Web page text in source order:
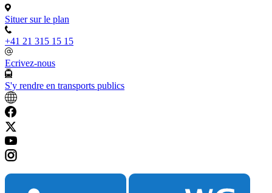
Situer sur le plan
+41 21 315 15 15
Ecrivez-nous
S'y rendre en transports publics